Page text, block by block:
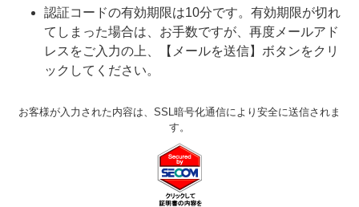
認証コードの有効期限は10分です。有効期限が切れ
てしまった場合は、お手数ですが、再度メールアド
レスをご入力の上、【メールを送信】ボタンをクリ
ックしてください。
お客様が入力された内容は、SSL暗号化通信により安全に送信されま
す。